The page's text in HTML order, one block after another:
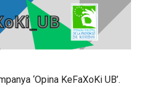
‘Opina KeFaXoKi UB’.